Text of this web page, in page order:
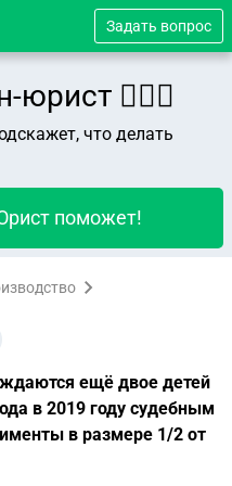
Задать вопрос
👨🏻‍⚖️
что делать
поможет!
ещё двое детей
в 2019 году судебным
в размере 1/2 от